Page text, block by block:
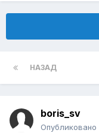
НАЗАД
boris_sv
Опубликовано